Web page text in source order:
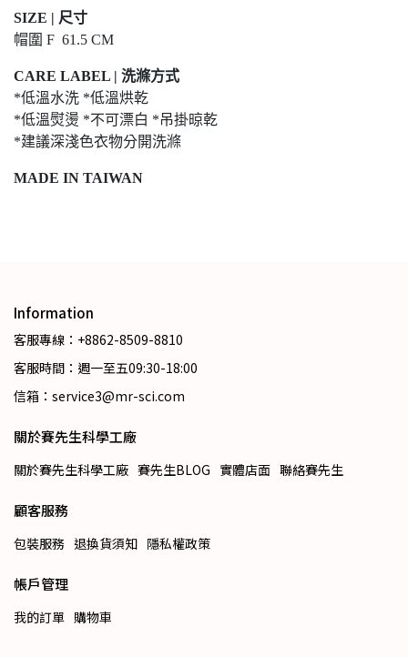
SIZE | 尺寸
帽圍 F 61.5 CM
CARE LABEL | 洗滌方式
*低溫水洗 *低溫烘乾
*低溫熨燙 *不可漂白 *吊掛晾乾
*建議深淺色衣物分開洗滌
MADE IN TAIWAN
Information
客服專線：+8862-8509-8810
客服時間：週一至五09:30-18:00
信箱：service3@mr-sci.com
關於賽先生科學工廠
關於賽先生科學工廠 賽先生BLOG 實體店面 聯絡賽先生
顧客服務
包裝服務 退換貨須知 隱私權政策
帳戶管理
我的訂單 購物車